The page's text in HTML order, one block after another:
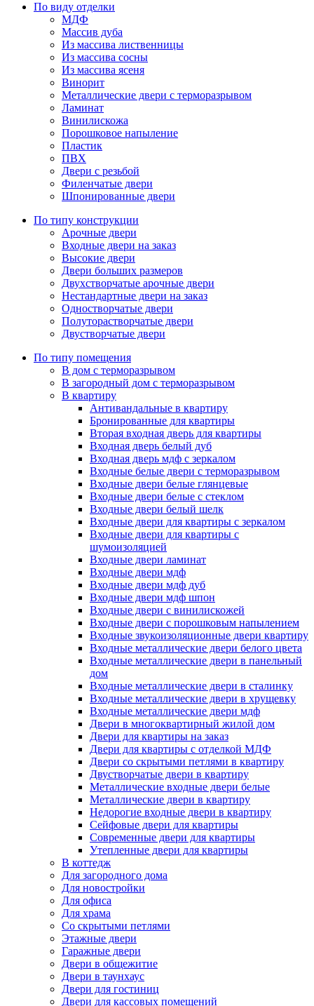
По виду отделки
МДФ
Массив дуба
Из массива лиственницы
Из массива сосны
Из массива ясеня
Винорит
Металлические двери с терморазрывом
Ламинат
Винилискожа
Порошковое напыление
Пластик
ПВХ
Двери с резьбой
Филенчатые двери
Шпонированные двери
По типу конструкции
Арочные двери
Входные двери на заказ
Высокие двери
Двери больших размеров
Двухстворчатые арочные двери
Нестандартные двери на заказ
Одностворчатые двери
Полуторастворчатые двери
Двустворчатые двери
По типу помещения
В дом с терморазрывом
В загородный дом с терморазрывом
В квартиру
Антивандальные в квартиру
Бронированные для квартиры
Вторая входная дверь для квартиры
Входная дверь белый дуб
Входная дверь мдф с зеркалом
Входные белые двери с терморазрывом
Входные двери белые глянцевые
Входные двери белые с стеклом
Входные двери белый шелк
Входные двери для квартиры с зеркалом
Входные двери для квартиры с
шумоизоляцией
Входные двери ламинат
Входные двери мдф
Входные двери мдф дуб
Входные двери мдф шпон
Входные двери с винилискожей
Входные двери с порошковым напылением
Входные звукоизоляционные двери квартиру
Входные металлические двери белого цвета
Входные металлические двери в панельный
дом
Входные металлические двери в сталинку
Входные металлические двери в хрущевку
Входные металлические двери мдф
Двери в многоквартирный жилой дом
Двери для квартиры на заказ
Двери для квартиры с отделкой МДФ
Двери со скрытыми петлями в квартиру
Двустворчатые двери в квартиру
Металлические входные двери белые
Металлические двери в квартиру
Недорогие входные двери в квартиру
Сейфовые двери для квартиры
Современные двери для квартиры
Утепленные двери для квартиры
В коттедж
Для загородного дома
Для новостройки
Для офиса
Для храма
Со скрытыми петлями
Этажные двери
Гаражные двери
Двери в общежитие
Двери в таунхаус
Двери для гостиниц
Двери для кассовых помещений